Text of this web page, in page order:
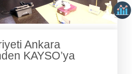
Ankara
KAYSO’ya